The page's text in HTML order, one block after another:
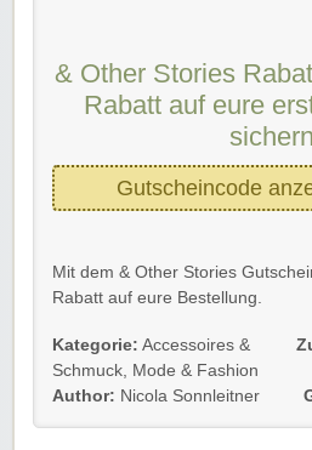
& Other Stories
Rabatt auf eure
sichern
Gutscheincode
Mit dem & Other Stories
Rabatt auf eure Bestellung.
Gültig für Neu- und
Einfach den & Other Stories
Kategorie: Accessoires &
Schmuck
Mode & Fashion
Author: Nicola Sonnleitner